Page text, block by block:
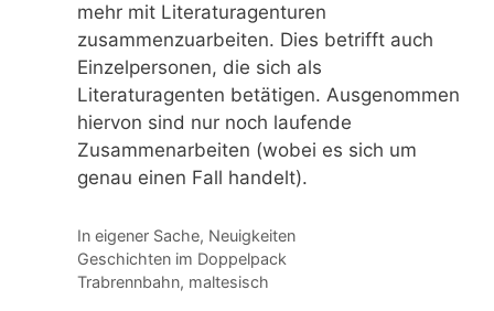
mehr mit Literaturagenturen
zusammenzuarbeiten. Dies betrifft auch
Einzelpersonen, die sich als
Literaturagenten betätigen. Ausgenommen
hiervon sind nur noch laufende
Zusammenarbeiten (wobei es sich um
genau einen Fall handelt).
Kategorien
In eigener Sache, Neuigkeiten
Geschichten im Doppelpack
Trabrennbahn, maltesisch